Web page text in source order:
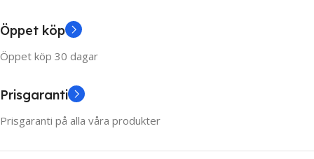
Öppet köp
Öppet köp 30 dagar
Prisgaranti
Prisgaranti på alla våra produkter